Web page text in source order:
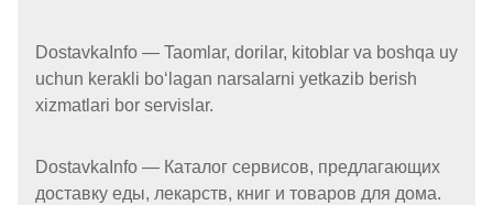
DostavkaInfo — Taomlar, dorilar, kitoblar va boshqa uy
uchun kerakli boʻlagan narsalarni yetkazib berish
xizmatlari bor servislar.
DostavkaInfo — Каталог сервисов, предлагающих
доставку еды, лекарств, книг и товаров для дома.